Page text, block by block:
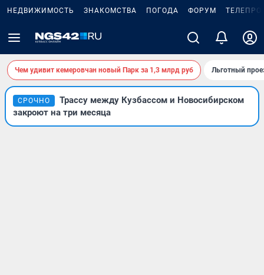
НЕДВИЖИМОСТЬ ЗНАКОМСТВА ПОГОДА ФОРУМ
Чем удивит кемеровчан новый Парк за 1,3 млрд руб Льготный
СРОЧНО
Трассу между Кузбассом и Новосибирском
закроют на три месяца